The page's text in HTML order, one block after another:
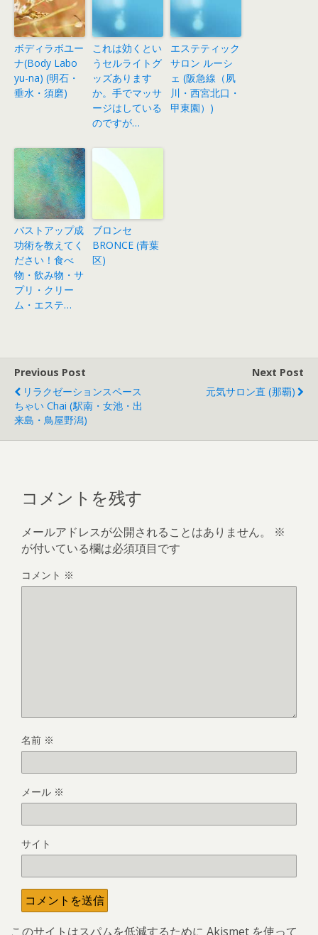
ボディラボユー
ナ(Body Labo
yu-na) (明石・
垂水・須磨)
これは効くとい
うセルライトグ
ッズあります
か。手でマッサ
ージはしている
のですが…
エステティック
サロン ルーシ
ェ (阪急線（夙
川・西宮北口・
甲東園）)
バストアップ成
功術を教えてく
ださい！食べ
物・飲み物・サ
プリ・クリー
ム・エステ…
ブロンセ
BRONCE (青葉
区)
Previous Post
リラクゼーションスペース
ちゃい Chai (駅南・女池・出
来島・鳥屋野潟)
Next Post
元気サロン直 (那覇)
コメントを残す
メールアドレスが公開されることはありません。
※
が付いている欄は必須項目です
コメント ※
名前 ※
メール ※
サイト
このサイトはスパムを低減するために Akismet を使って